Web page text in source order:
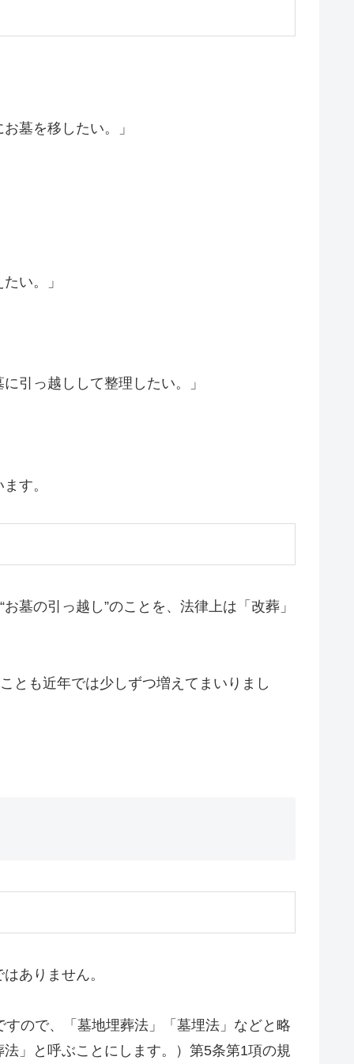
墓を移したい。」
い。」
引っ越しして整理したい。」
す。
墓の引っ越し”のことを、法律上は「改葬」
とも近年では少しずつ増えてまいりまし
ありません。
ので、「墓地埋葬法」「墓埋法」などと略
」と呼ぶことにします。）第5条第1項の規